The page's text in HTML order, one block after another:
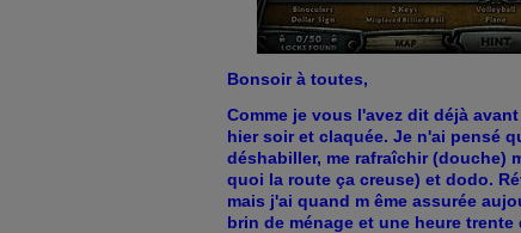
Bonsoir à toutes,
Comme je vous l'avez dit déjà
hier soir et claquée. Je n'ai pensé
déshabiller, me rafraîchir (douche)
quoi la route ça creuse) et dodo.
mais j'ai quand m ême assurée
brin de ménage et une heure trente